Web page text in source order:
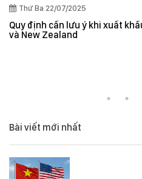
Thứ Ba 22/07/2025
Quy định cần lưu ý khi xuất
và New Zealand
Bài viết mới nhất